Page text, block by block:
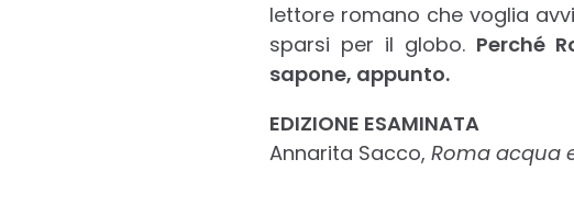
lettore romano che voglia
sparsi per il globo. Perché
sapone, appunto.
EDIZIONE ESAMINATA
Annarita Sacco, Roma acqua